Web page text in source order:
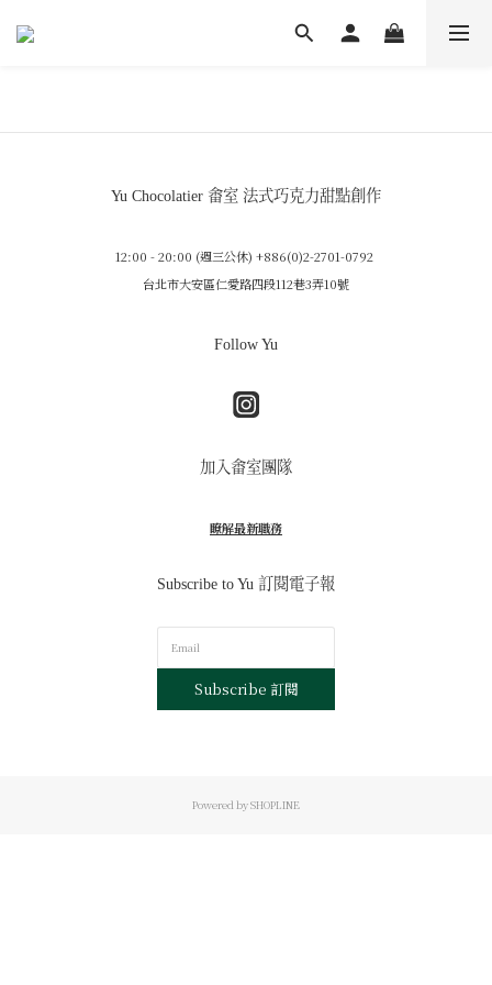
Yu Chocolatier 畬室 法式巧克力甜點創作
12:00 - 20:00 (週三公休) +886(0)2-2701-0792
台北市大安區仁愛路四段112巷3弄10號
Follow Yu
加入畬室團隊
瞭解最新職務
Subscribe to Yu 訂閱電子報
Subscribe 訂閱
Powered by SHOPLINE